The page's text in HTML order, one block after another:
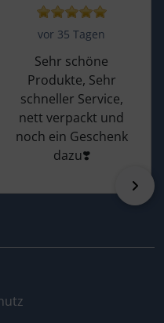
vor 35 Tagen
Sehr schöne
Produkte, Sehr
schneller Service,
nett verpackt und
noch ein Geschenk
dazu❣️
vor